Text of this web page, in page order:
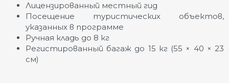
Лицензированный местный гид
Посещение туристических объектов,
указанных в программе
Ручная кладь до 8 кг
Регистированный багаж до 15 кг (55 × 40 × 23
см)